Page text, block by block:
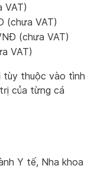
VAT)
(chưa VAT)
(chưa VAT)
VAT)
tùy thuộc vào tình
của từng cá
Y tế, Nha khoa